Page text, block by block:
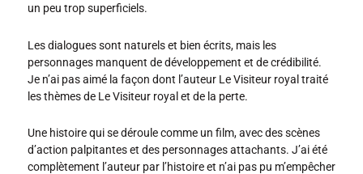
un peu trop superficiels.
Les dialogues sont naturels et bien écrits, mais les
personnages manquent de développement et de crédibilité.
Je n’ai pas aimé la façon dont l’auteur Le Visiteur royal traité
les thèmes de Le Visiteur royal et de la perte.
Une histoire qui se déroule comme un film, avec des scènes
d’action palpitantes et des personnages attachants. J’ai été
complètement l’auteur par l’histoire et n’ai pas pu m’empêcher